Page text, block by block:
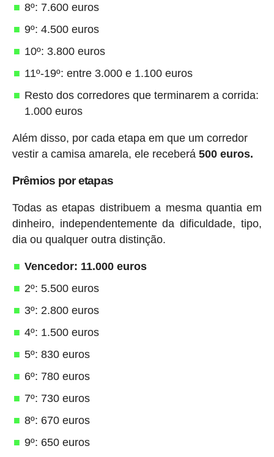
8º: 7.600 euros
9º: 4.500 euros
10º: 3.800 euros
11º-19º: entre 3.000 e 1.100 euros
Resto dos corredores que terminarem a corrida:
1.000 euros
Além disso, por cada etapa em que um corredor
vestir a camisa amarela, ele receberá 500 euros.
Prêmios por etapas
Todas as etapas distribuem a mesma quantia em
dinheiro, independentemente da dificuldade, tipo,
dia ou qualquer outra distinção.
Vencedor: 11.000 euros
2º: 5.500 euros
3º: 2.800 euros
4º: 1.500 euros
5º: 830 euros
6º: 780 euros
7º: 730 euros
8º: 670 euros
9º: 650 euros